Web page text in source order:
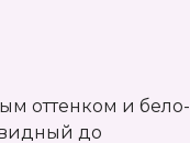
оттенком и бело-
до